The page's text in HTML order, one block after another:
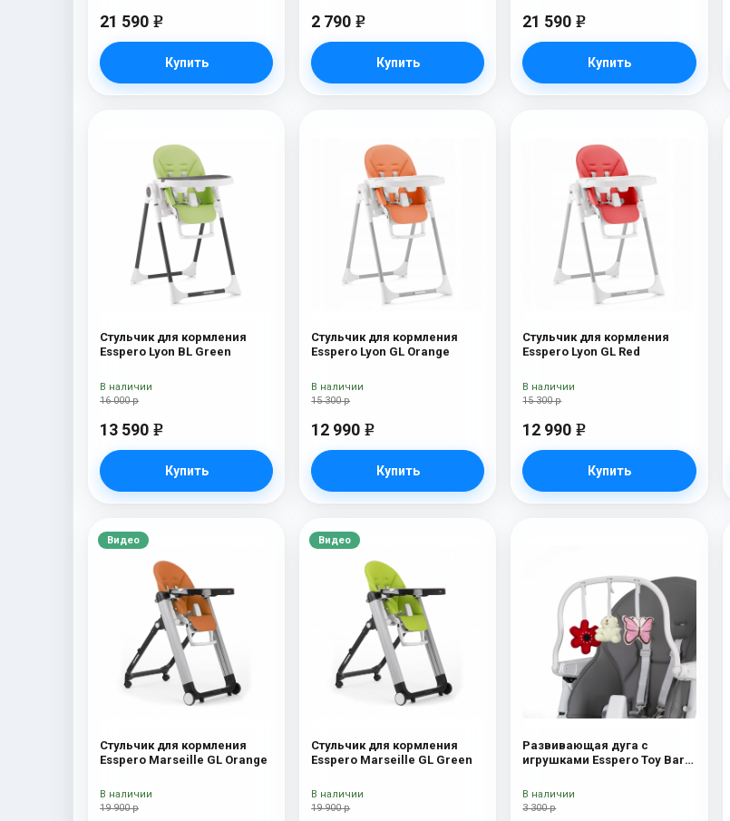
21 590 e
Купить
2 790 e
Купить
21 590 e
Купить
Стульчик для кормления
Esspero Lyon BL Green
16 000 р
13 590 e
Купить
В наличии
Стульчик для кормления
Esspero Lyon GL Orange
15 300 р
12 990 e
Купить
В наличии
Стульчик для кормления
Esspero Lyon GL Red
15 300 р
12 990 e
Купить
В наличии
Видео
Стульчик для кормления
Esspero Marseille GL Orange
19 900 р
В наличии
Видео
Стульчик для кормления
Esspero Marseille GL Green
19 900 р
В наличии
Развивающая дуга с
игрушками Esspero Toy Bar
3 300 р
В наличии